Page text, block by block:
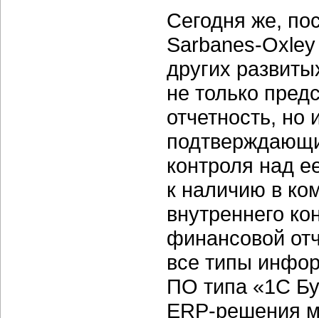
Сегодня же,
Sarbanes-Oxley
других
не только
отчетность,
контроля над
к наличию в
внутреннего
финансовой
все типы
ПО типа «1С
ERP-решения